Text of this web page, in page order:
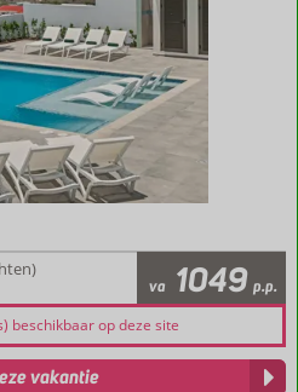
va 1049 p.p.
beschikbaar op deze site
vakantie